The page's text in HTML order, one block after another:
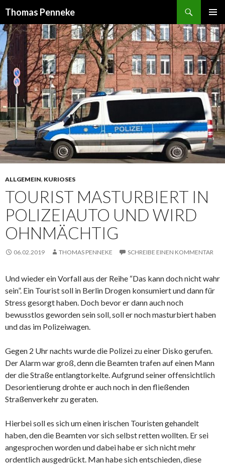
Thomas Penneke
MENÜ
ZUM
INHALT
ALLGEMEIN, KURIOSES
TOURIST MASTURBIERT IN
POLIZEIAUTO UND WIRD
OHNMÄCHTIG
06.02.2019 THOMAS PENNEKE SCHREIBE EINEN KOMMENTAR
Und wieder ein Vorfall aus der Reihe “Das kann doch nicht wahr
sein”. Ein Tourist soll in Berlin Drogen konsumiert und dann für
Stress gesorgt haben. Doch bevor er dann auch noch
bewusstlos geworden sein soll, soll er noch masturbiert haben
und das im Polizeiwagen.
Gegen 2 Uhr nachts wurde die Polizei zu einer Disko gerufen.
Der Alarm war groß, denn die Beamten trafen auf einen Mann
der die Straße entlangtorkelte. Aufgrund seiner offensichtlich
Desorientierung drohte er auch noch in den fließenden
Straßenverkehr zu geraten.
Hierbei soll es sich um einen irischen Touristen gehandelt
haben, den die Beamten vor sich selbst retten wollten. Er sei
angesprochen worden und dabei habe er sich nicht mehr
ordentlich ausgedrückt. Man habe sich entschieden, diese